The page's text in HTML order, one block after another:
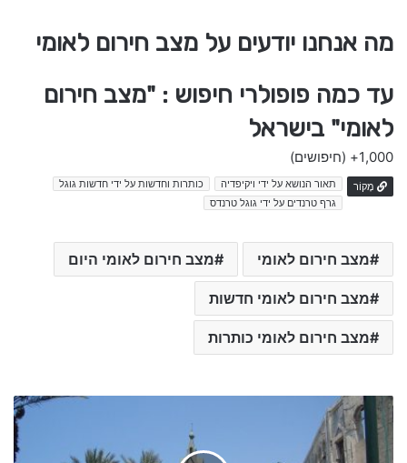
מה אנחנו יודעים על מצב חירום לאומי
עד כמה פופולרי חיפוש : "מצב חירום
לאומי" בישראל
1,000+ (חיפושים)
מָקוֹר תאור הנושא על ידי ויקיפדיה
כותרות וחדשות על ידי חדשות גוגל
גרף טרנדים על ידי גוגל טרנדס
מצב חירום לאומי מצב חירום לאומי היום
מצב חירום לאומי חדשות
מצב חירום לאומי כותרות
צ
ו